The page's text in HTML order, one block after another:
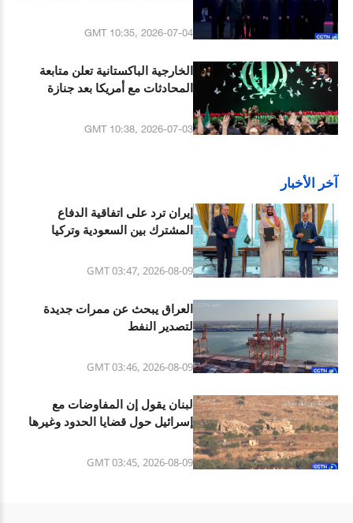
GMT 10:35, 2026-07-04
الخارجية الباكستانية تعلن متابعة
المحادثات مع أمريكا بعد جنازة
خامنئي
GMT 10:38, 2026-07-03
آخر الأخبار
إيران ترد على اتفاقية الدفاع
المشترك بين السعودية وتركيا
GMT 03:47, 2026-08-09
العراق يبحث عن ممرات جديدة
لتصدير النفط
GMT 03:46, 2026-08-09
لبنان يقول إن المفاوضات مع
إسرائيل حول قضايا الحدود وغيرها
GMT 03:45, 2026-08-09